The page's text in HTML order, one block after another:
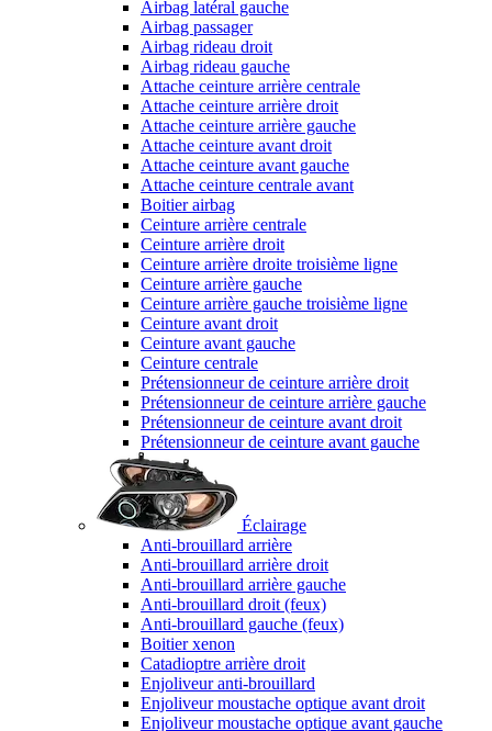
Airbag latéral gauche
Airbag passager
Airbag rideau droit
Airbag rideau gauche
Attache ceinture arrière centrale
Attache ceinture arrière droit
Attache ceinture arrière gauche
Attache ceinture avant droit
Attache ceinture avant gauche
Attache ceinture centrale avant
Boitier airbag
Ceinture arrière centrale
Ceinture arrière droit
Ceinture arrière droite troisième ligne
Ceinture arrière gauche
Ceinture arrière gauche troisième ligne
Ceinture avant droit
Ceinture avant gauche
Ceinture centrale
Prétensionneur de ceinture arrière droit
Prétensionneur de ceinture arrière gauche
Prétensionneur de ceinture avant droit
Prétensionneur de ceinture avant gauche
Éclairage
Anti-brouillard arrière
Anti-brouillard arrière droit
Anti-brouillard arrière gauche
Anti-brouillard droit (feux)
Anti-brouillard gauche (feux)
Boitier xenon
Catadioptre arrière droit
Enjoliveur anti-brouillard
Enjoliveur moustache optique avant droit
Enjoliveur moustache optique avant gauche